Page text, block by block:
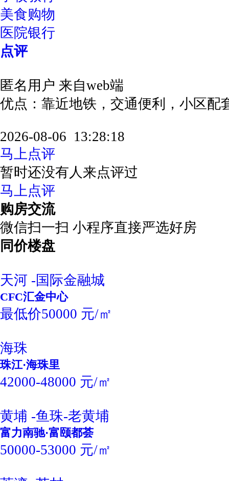
美食购物
医院银行
点评
匿名用户 来自web端
优点：靠近地铁，交通便利，小区
2026-08-06 13:28:18
马上点评
暂时还没有人来点评过
马上点评
购房交流
微信扫一扫 小程序直接严选好房
同价楼盘
天河 -国际金融城
CFC汇金中心
最低价50000 元/㎡
海珠
珠江·海珠里
42000-48000 元/㎡
黄埔 -鱼珠-老黄埔
富力南驰·富颐都荟
50000-53000 元/㎡